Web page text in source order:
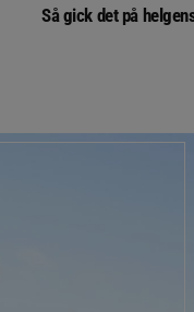
Så gick det på